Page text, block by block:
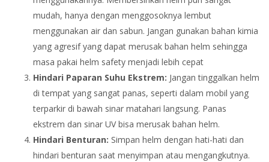
mudah, hanya dengan menggosoknya lembut
menggunakan air dan sabun. Jangan gunakan bahan kimia
yang agresif yang dapat merusak bahan helm sehingga
masa pakai helm safety menjadi lebih cepat
Hindari Paparan Suhu Ekstrem: Jangan tinggalkan helm
di tempat yang sangat panas, seperti dalam mobil yang
terparkir di bawah sinar matahari langsung. Panas
ekstrem dan sinar UV bisa merusak bahan helm.
Hindari Benturan: Simpan helm dengan hati-hati dan
hindari benturan saat menyimpan atau mengangkutnya.